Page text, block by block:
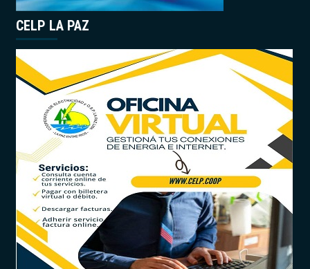
CELP LA PAZ